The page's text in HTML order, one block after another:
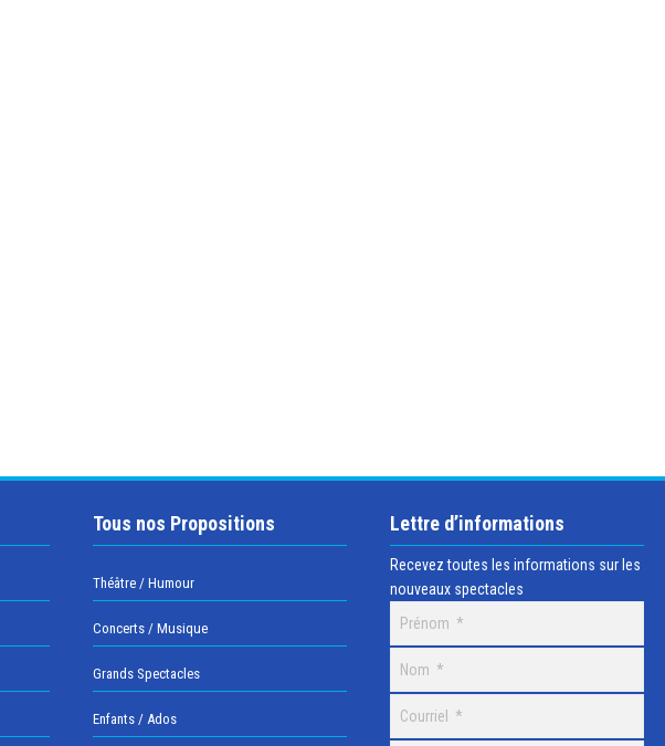
Tous nos Propositions
Théâtre / Humour
Concerts / Musique
Grands Spectacles
Enfants / Ados
Lettre d’informations
Recevez toutes les informations sur les
nouveaux spectacles